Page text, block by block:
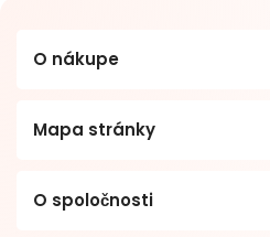
O nákupe
Mapa stránky
O spoločnosti